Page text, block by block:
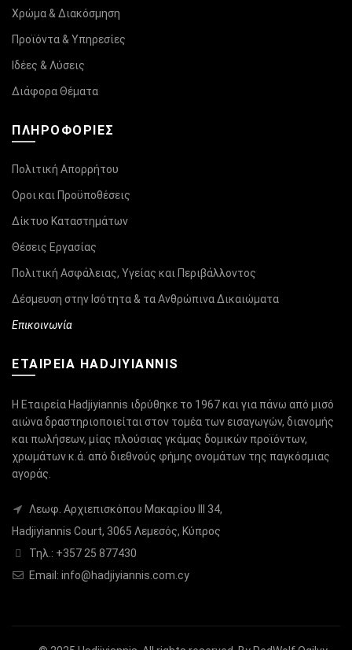
Χρώμα & Διακόσμηση
Προϊόντα & Υπηρεσίες
Ιδέες & Λύσεις
Διάφορα Θέματα
ΠΛΗΡΟΦΟΡΊΕΣ
Πολιτική Απορρήτου
Οροι και Προϋποθέσεις
Δίκτυο Καταστημάτων
Θέσεις Εργασίας
Πολιτική Ασφάλειας, Υγείας και Περιβάλλοντος
Δέσμευση στην Ισότητα & τα Ανθρώπινα Δικαιώματα
Επικοινωνία
ΕΤΑΙΡΕΙΑ HADJIYIANNIS
Η Εταιρεία Hadjiyiannis ιδρύθηκε το 1967 και για πάνω από μισό
αιώνα δραστηριοποιείται στον τομέα των εισαγωγών, διανομής
και πωλήσεων, μίας πλούσιας γκάμας δομικών προϊόντων,
χρωμάτων κ.ά. από διεθνούς φήμης ονομάτων της παγκόσμιας
αγοράς.
Λεωφ. Αρχιεπισκόπου Μακαρίου ΙΙΙ 34,
Hadjiyiannis Court, 3065 Λεμεσός, Κύπρος
Τηλ.: +357 25 877430
Email: info@hadjiyiannis.com.cy